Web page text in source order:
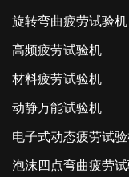
旋转弯曲疲劳试验机
高频疲劳试验机
材料疲劳试验机
动静万能试验机
电子式动态疲劳试
泡沫四点弯曲疲劳